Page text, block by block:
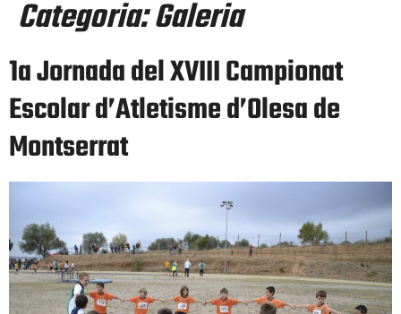
Categoria:Galeria
1a Jornada del XVIII Campionat
Escolar d’Atletisme d’Olesa de
Montserrat